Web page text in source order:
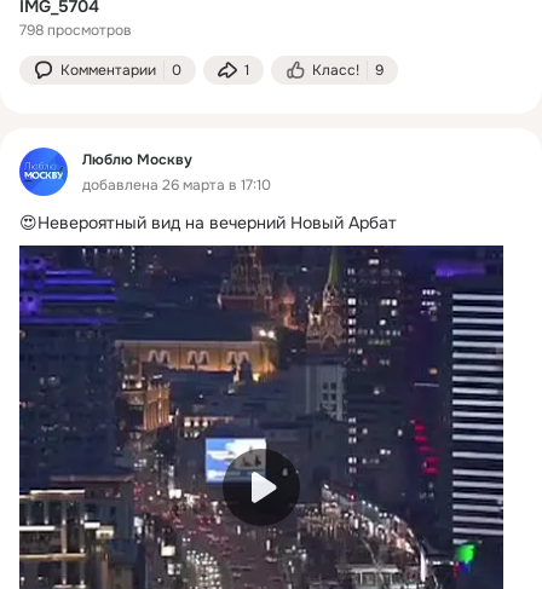
IMG_5704
798 просмотров
Комментарии 0 1 Класс! 9
Люблю Москву
добавлена 26 марта в 17:10
😍Невероятный вид на вечерний Новый Арбат